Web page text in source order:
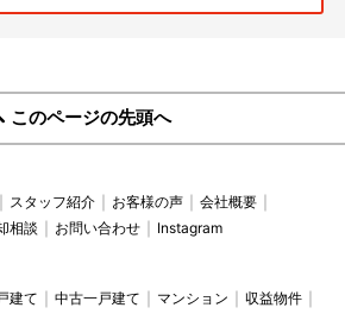
このページの先頭へ
スタッフ紹介 お客様の声
会社概要
相談 お問い合わせ Instagram
建て 中古一戸建て マンション
収益物件